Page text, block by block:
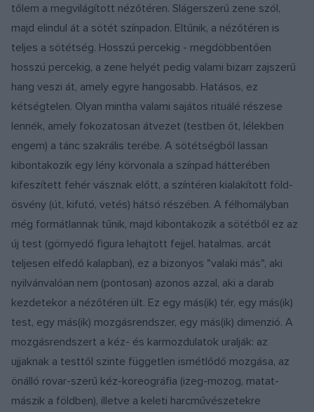
tőlem a megvilágított nézőtéren. Slágerszerű zene szól,
majd elindul át a sötét színpadon. Eltűnik, a nézőtéren is
teljes a sötétség. Hosszú percekig - megdöbbentően
hosszú percekig, a zene helyét pedig valami bizarr zajszerű
hang veszi át, amely egyre hangosabb. Hatásos, ez
kétségtelen. Olyan mintha valami sajátos rituálé részese
lennék, amely fokozatosan átvezet (testben őt, lélekben
engem) a tánc szakrális terébe. A sötétségből lassan
kibontakozik egy lény körvonala a színpad hátterében
kifeszített fehér vásznak előtt, a színtéren kialakított föld-
ösvény (út, kifutó, vetés) hátsó részében. A félhomályban
még formátlannak tűnik, majd kibontakozik a sötétből ez az
új test (görnyedő figura lehajtott fejjel, hatalmas, arcát
teljesen elfedő kalapban), ez a bizonyos "valaki más", aki
nyilvánvalóan nem (pontosan) azonos azzal, aki a darab
kezdetekor a nézőtéren ült. Ez egy más(ik) tér, egy más(ik)
test, egy más(ik) mozgásrendszer, egy más(ik) dimenzió. A
mozgásrendszert a kéz- és karmozdulatok uralják: az
ujjaknak a testtől szinte független ismétlődő mozgása, az
önálló rovar-szerű kéz-koreográfia (izeg-mozog, matat-
mászik a földben), illetve a keleti harcművészetekre